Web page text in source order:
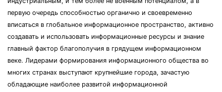
первую очередь способностью органично и своевременно
вписаться в глобальное информационное пространство, активно
создавать и использовать информационные ресурсы и знание
главный фактор благополучия в грядущем информационном
веке. Лидерами формирования информационного общества во
многих странах выступают крупнейшие города, зачастую
обладающие наиболее развитой информационной